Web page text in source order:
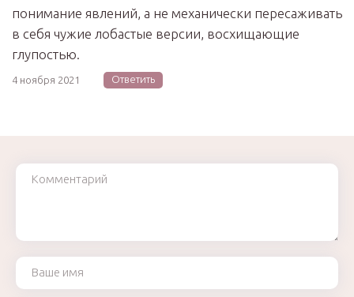
понимание явлений, а не механически пересаживать
в себя чужие лобастые версии, восхищающие
глупостью.
4 ноября 2021 Ответить
Комментарий
Ваше имя